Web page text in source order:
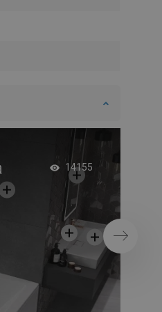
14155
Tęsti